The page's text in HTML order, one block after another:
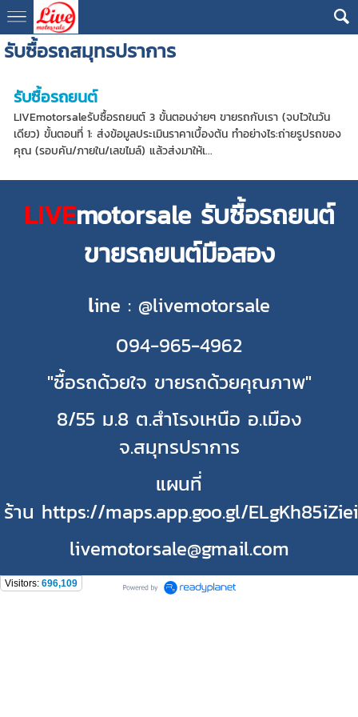
รับซื้อรถสมุทรปราการ
รับซื้อรถยนต์
LIVEmotorsaleรับซื้อรถยนต์ 3 ขั้นตอนง่ายๆ ขายรถกับเรา (จบไวในวัน
เดียว) ขั้นตอนที่ 1: ส่งข้อมูลประเมินราคาเบื้องต้น ทำอย่างไร:ถ่ายรูปรถของ
คุณ (รอบคัน/ภายใน/เลขไมล์) แล้วส่งมาให้เ...
LIVEmotorsale รับซื้อรถยนต์
ขายรถยนต์มือสอง
line : @livemotorsale
094-965-4962
"ซื้อรถด้วยใจ ขายรถด้วยคุณภาพ"
8/55 ม.8 ต.สำโรงเหนือ อ.เมือง
จ.สมุทรปราการ
แผนที่
ร้าน https://maps.app.goo.gl/
livemotorsale@gmail.com
Visitors: 696,109